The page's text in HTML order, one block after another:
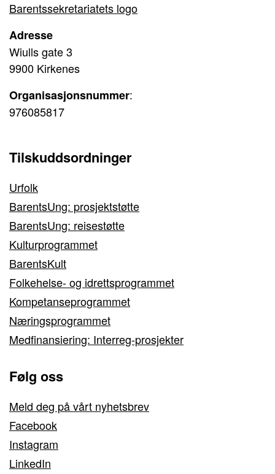
Barentssekretariatets logo
Adresse
Wiulls gate 3
9900 Kirkenes
Organisasjonsnummer:
976085817
Tilskuddsordninger
Urfolk
BarentsUng: prosjektstøtte
BarentsUng: reisestøtte
Kulturprogrammet
BarentsKult
Folkehelse- og idrettsprogrammet
Kompetanseprogrammet
Næringsprogrammet
Medfinansiering: Interreg-prosjekter
Følg oss
Meld deg på vårt nyhetsbrev
Facebook
Instagram
LinkedIn